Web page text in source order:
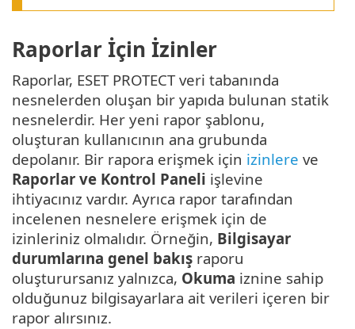
Raporlar İçin İzinler
Raporlar, ESET PROTECT veri tabanında
nesnelerden oluşan bir yapıda bulunan statik
nesnelerdir. Her yeni rapor şablonu,
oluşturan kullanıcının ana grubunda
depolanır. Bir rapora erişmek için izinlere ve
Raporlar ve Kontrol Paneli işlevine
ihtiyacınız vardır. Ayrıca rapor tarafından
incelenen nesnelere erişmek için de
izinleriniz olmalıdır. Örneğin, Bilgisayar
durumlarına genel bakış raporu
oluşturursanız yalnızca, Okuma iznine sahip
olduğunuz bilgisayarlara ait verileri içeren bir
rapor alırsınız.